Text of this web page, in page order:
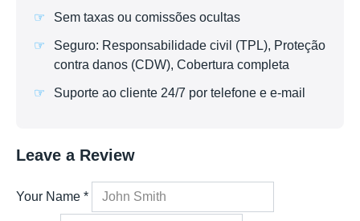
Sem taxas ou comissões ocultas
Seguro: Responsabilidade civil (TPL), Proteção
contra danos (CDW), Cobertura completa
Suporte ao cliente 24/7 por telefone e e-mail
Leave a Review
Your Name *